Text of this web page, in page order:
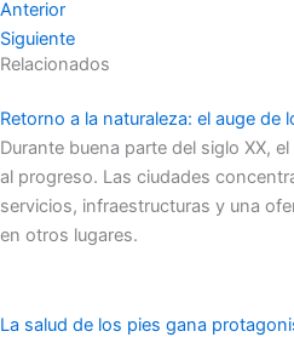
Anterior
Siguiente
Relacionados
Retorno a la naturaleza: el auge de
Durante buena parte del siglo XX,
al progreso. Las ciudades
servicios, infraestructuras y una
en otros lugares.
La salud de los pies gana